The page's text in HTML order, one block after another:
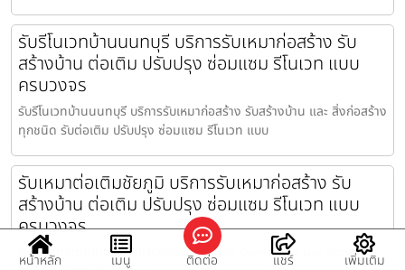
รับรีโนเวทบ้านนนทบุรี บริการรับเหมาก่อสร้าง รับ
สร้างบ้าน ต่อเติม ปรับปรุง ซ่อมแซม รีโนเวท แบบ
ครบวงจร
รับรีโนเวทบ้านนนทบุรี บริการรับเหมาก่อสร้าง รับสร้างบ้าน และ สิ่งก่อสร้าง
ทุกชนิด รับต่อเติม ปรับปรุง ซ่อมแซม รีโนเวท แบบ
รับเหมาต่อเติมชัยภูมิ บริการรับเหมาก่อสร้าง รับ
สร้างบ้าน ต่อเติม ปรับปรุง ซ่อมแซม รีโนเวท แบบ
ครบวงจร
รับเหมาต่อเติมชัยภูมิ บริการรับเหมาก่อสร้าง รับสร้างบ้าน และ สิ่งก่อสร้าง
หน้าหลัก เมนู ติดต่อ แชร์ เพิ่มเติม